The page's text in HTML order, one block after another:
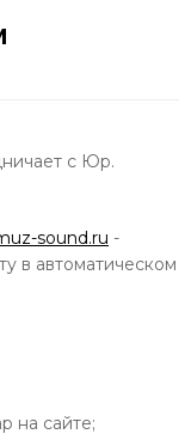
с Юр.
sound.ru -
в автоматическом
на сайте;